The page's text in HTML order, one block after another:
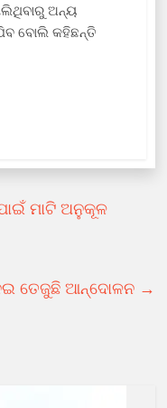
ଅନ୍ୟ
ବୋଲି କହିଛନ୍ତି
ମାଟି ଅନୁକୂଳ
ତେଜୁଛି ଆନ୍ଦୋଳନ →